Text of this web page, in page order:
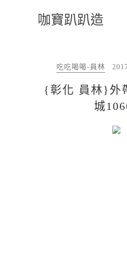
咖寶趴趴造
吃吃喝喝-員林
{彰化 員林}外
城